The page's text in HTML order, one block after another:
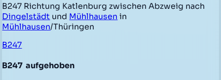
B247 Richtung Katlenburg zwischen Abzweig nach
Dingelstädt und Mühlhausen in
Mühlhausen/Thüringen
B247
B247 aufgehoben